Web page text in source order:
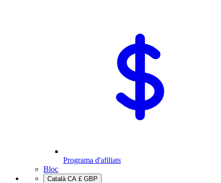
Programa d'afiliats
Bloc
Català CA £ GBP